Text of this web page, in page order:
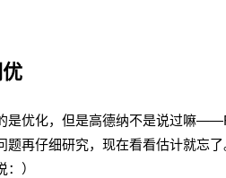
是优化，但是高德纳不是说过嘛
题再仔细研究，现在看看估计就忘
）